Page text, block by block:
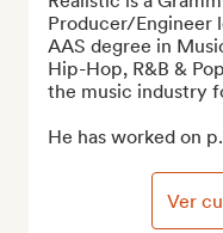
Producer/Engineer
AAS degree in
Hip-Hop, R&B &
the music industry
He has worked on
Ver